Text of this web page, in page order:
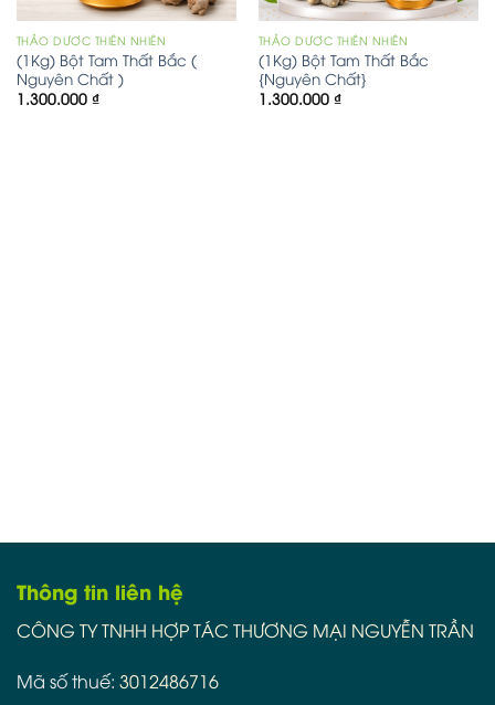
THẢO DƯỢC THIÊN NHIÊN
(1Kg) Bột Tam Thất Bắc (
Nguyên Chất )
1.300.000 ₫
THẢO DƯỢC THIÊN NHIÊN
(1Kg) Bột Tam Thất Bắc
{Nguyên Chất}
1.300.000 ₫
Thông tin liên hệ
CÔNG TY TNHH HỢP TÁC THƯƠNG MẠI NGUYỄN TRẦN
Mã số thuế: 3012486716